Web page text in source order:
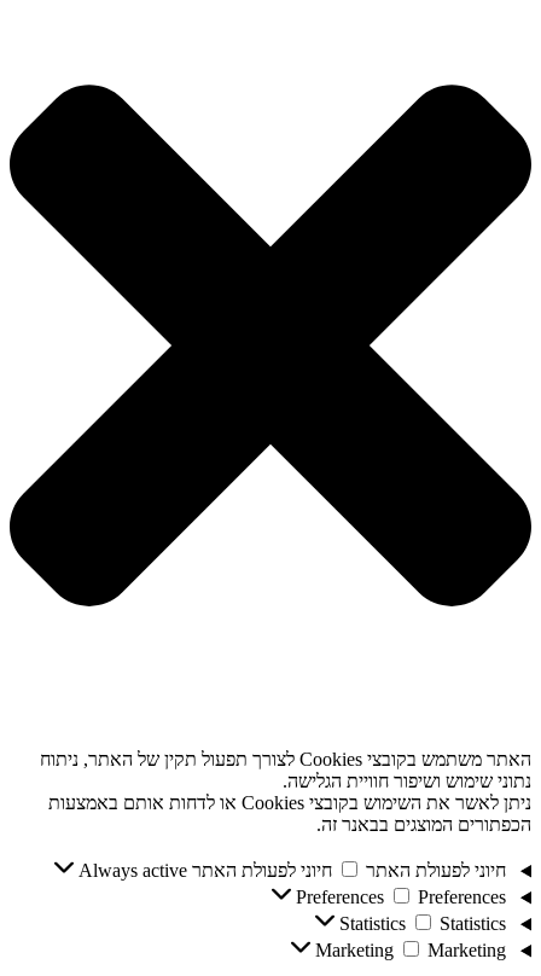
האתר משתמש בקובצי Cookies לצורך תפעול תקין של האתר, ניתוח
נתוני שימוש ושיפור חוויית הגלישה.
ניתן לאשר את השימוש בקובצי Cookies או לדחות אותם באמצעות
הכפתורים המוצגים בבאנר זה.
חיוני לפעולת האתר חיוני לפעולת האתר Always active
Preferences
Preferences
Statistics
Statistics
Marketing
Marketing